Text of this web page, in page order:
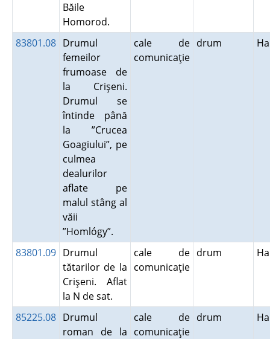
Băile
Homorod.
83801.08 Drumul
femeilor
frumoase de
la Crişeni.
Drumul se
întinde până
la ”Crucea
Goagiului”, pe
culmea
dealurilor
aflate pe
malul stâng al
văii
”Homlógy”.
cale de
comunicaţie
drum
83801.09 Drumul
tătarilor de la
Crişeni. Aflat
la N de sat.
cale de
comunicaţie
drum
85225.08 Drumul
roman de la
cale de
comunicaţie
drum